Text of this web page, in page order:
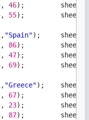
, 46);
, 55);
, "Spain");
, 86);
, 47);
, 69);
, "Greece");
, 67);
, 23);
, 87);